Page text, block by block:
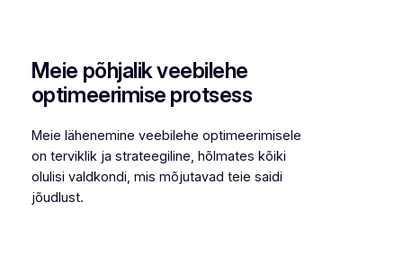
Meie põhjalik veebilehe
optimeerimise protsess
Meie lähenemine veebilehe optimeerimisele
on terviklik ja strateegiline, hõlmates kõiki
olulisi valdkondi, mis mõjutavad teie saidi
jõudlust.